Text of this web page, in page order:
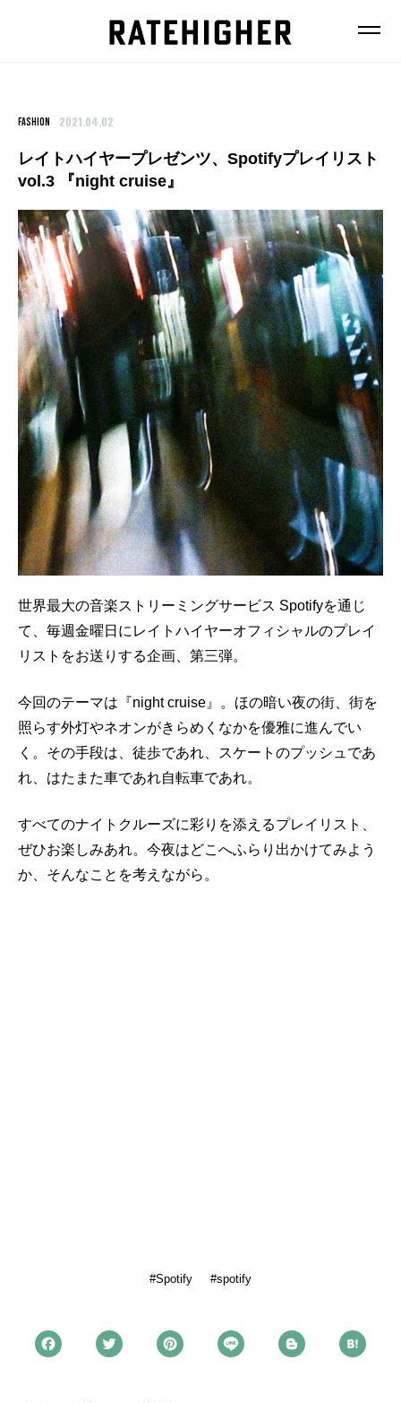
FEATURE
NEWS
FASHION
BEAUTY
GOODS
KNOWLEDGE
GADGET
RECOMMEND
FOOD
FORTUNE
FOLLOW RATEHIGHER MAGAZINE
当サイトに掲載の記事・見出し・写真・画像の無断転載を禁じます。
Diters inc. All Rights & Copyrights Reserved.
FASHION 2021.04.02
レイトハイヤープレゼンツ、Spotifyプレイリスト
vol.3 『night cruise』
世界最大の音楽ストリーミングサービス Spotifyを通じ
て、毎週金曜日にレイトハイヤーオフィシャルのプレイ
リストをお送りする企画、第三弾。
今回のテーマは『night cruise』。ほの暗い夜の街、街を
照らす外灯やネオンがきらめくなかを優雅に進んでい
く。その手段は、徒歩であれ、スケートのプッシュであ
れ、はたまた車であれ自転車であれ。
すべてのナイトクルーズに彩りを添えるプレイリスト、
ぜひお楽しみあれ。今夜はどこへふらり出かけてみよう
か、そんなことを考えながら。
Spotify spotify